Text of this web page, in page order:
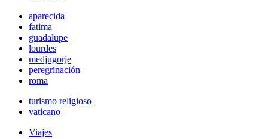
aparecida
fatima
guadalupe
lourdes
medjugorje
peregrinación
roma
turismo religioso
vaticano
Viajes